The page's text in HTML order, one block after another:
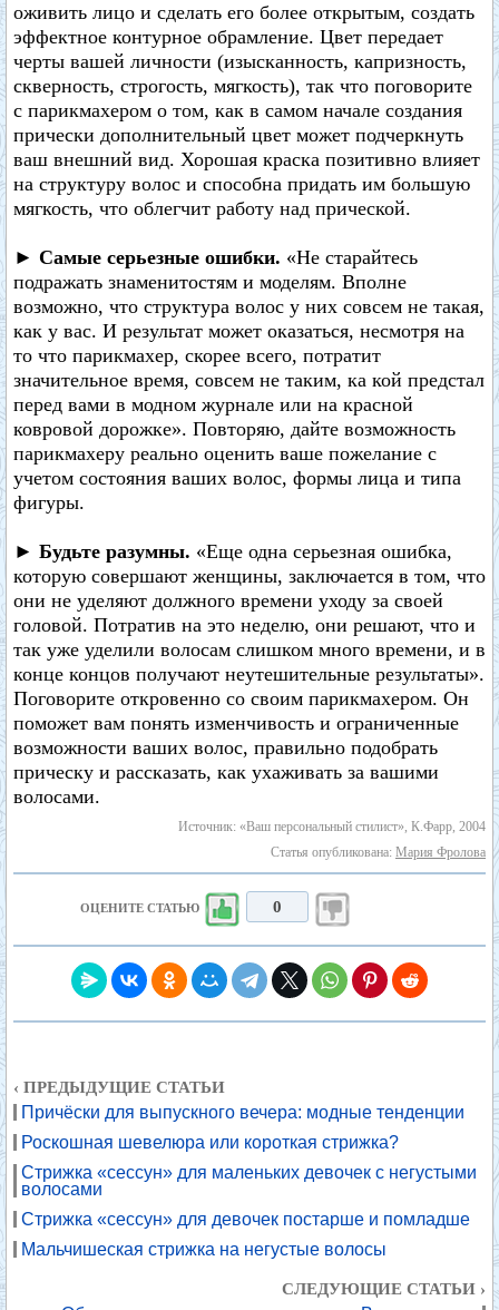
оживить лицо и сделать его более открытым, создать
эффектное контурное обрамление. Цвет передает
черты вашей личности (изысканность, капризность,
скверность, строгость, мягкость), так что поговорите
с парикмахером о том, как в самом начале создания
прически дополнительный цвет может подчеркнуть
ваш внешний вид. Хорошая краска позитивно влияет
на структуру волос и способна придать им большую
мягкость, что облегчит работу над прической.
► Самые серьезные ошибки. «Не старайтесь
подражать знаменитостям и моделям. Вполне
возможно, что структура волос у них совсем не такая,
как у вас. И результат может оказаться, несмотря на
то что парикмахер, скорее всего, потратит
значительное время, совсем не таким, ка кой предстал
перед вами в модном журнале или на красной
ковровой дорожке». Повторяю, дайте возможность
парикмахеру реально оценить ваше пожелание с
учетом состояния ваших волос, формы лица и типа
фигуры.
► Будьте разумны. «Еще одна серьезная ошибка,
которую совершают женщины, заключается в том, что
они не уделяют должного времени уходу за своей
головой. Потратив на это неделю, они решают, что и
так уже уделили волосам слишком много времени, и в
конце концов получают неутешительные результаты».
Поговорите откровенно со своим парикмахером. Он
поможет вам понять изменчивость и ограниченные
возможности ваших волос, правильно подобрать
прическу и рассказать, как ухаживать за вашими
волосами.
Источник: «Ваш персональный стилист», К.Фарр, 2004
Статья опубликована: Мария Фролова
ОЦЕНИТЕ СТАТЬЮ 0
‹ ПРЕДЫДУЩИЕ СТАТЬИ
Причёски для выпускного вечера: модные тенденции
Роскошная шевелюра или короткая стрижка?
Стрижка «сессун» для маленьких девочек с негустыми
волосами
Стрижка «сессун» для девочек постарше и помладше
Мальчишеская стрижка на негустые волосы
СЛЕДУЮЩИЕ СТАТЬИ ›